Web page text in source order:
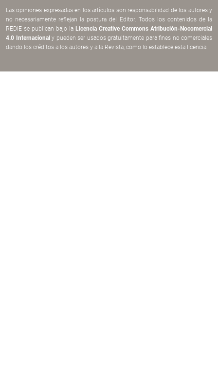
Las opiniones expresadas en los artículos son responsabilidad de los autores y
no necesariamente reflejan la postura del Editor. Todos los contenidos de la
REDIE se publican bajo la Licencia Creative Commons Atribución-Nocomercial
4.0 Internacionaly pueden ser usados gratuitamente para fines no comerciales
dando los créditos a los autores y a la Revista, como lo establece esta licencia.